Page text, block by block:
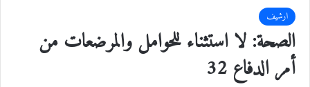
ارشيف
الصحة: لا استثناء للحوامل والمرضعات من
أمر الدفاع 32